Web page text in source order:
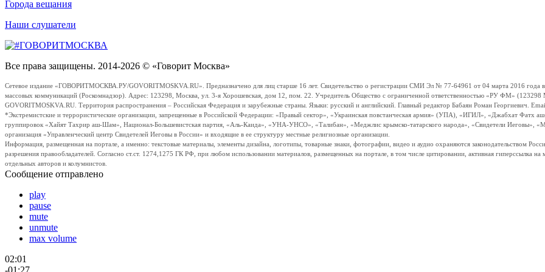
Города вещания
Наши слушатели
Все права защищены. 2014-2026 © «Говорит Москва»
Сетевое издание «ГОВОРИТМОСКВА.РУ/GOVORITMOSKVA.RU». Предназначено для лиц старше 16 лет. Свидетельство о регистрации СМИ Эл № 77-64961 от 04 марта 2016 года
массовых коммуникаций (Роскомнадзор). Адрес: 123298, Москва, ул. 3-я Хорошевская, дом 12, пом. 22. Учредитель Общество с ограниченной ответственностью «РУ ФМ»
GOVORITMOSKVA.RU. Территория распространения – Российская Федерация и зарубежные страны. Языки: русский и английский. Главный редактор Бабаян Роман Георгиевич.
*Экстремистские и террористические организации, запрещенные в Российской Федерации: «Правый сектор», «Украинская повстанческая армия» (УПА), «ИГИЛ», «Джабхат
группировок «Хайят Тахрир аш-Шам», Национал-Большевистская партия, «Аль-Каида», «УНА-УНСО», «Талибан», «Меджлис крымско-татарского народа», «Свидетели Иеговы»,
организация «Управленческий центр Свидетелей Иеговы в России» и входящие в ее структуру местные религиозные организации.
Информация, размещенная на портале, а именно: текстовые материалы, элементы дизайна, логотипы, товарные знаки, фотографии, видео и аудио охраняются законодательством
разрешения правообладателей. Согласно ст.ст. 1274,1275 ГК РФ, при любом использовании материалов, размещенных на портале, в том числе цитировании, активная гиперссылка
отдельных авторов и колумнистов.
Сообщение отправлено
play
pause
mute
unmute
max volume
02:01
-01:27